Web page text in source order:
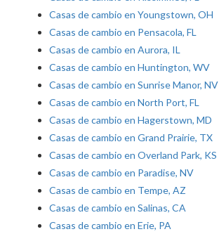
Casas de cambio en Youngstown, OH
Casas de cambio en Pensacola, FL
Casas de cambio en Aurora, IL
Casas de cambio en Huntington, WV
Casas de cambio en Sunrise Manor, NV
Casas de cambio en North Port, FL
Casas de cambio en Hagerstown, MD
Casas de cambio en Grand Prairie, TX
Casas de cambio en Overland Park, KS
Casas de cambio en Paradise, NV
Casas de cambio en Tempe, AZ
Casas de cambio en Salinas, CA
Casas de cambio en Erie, PA